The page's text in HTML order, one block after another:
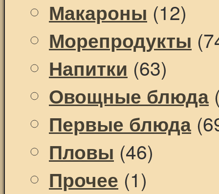
Макароны (12)
Морепродукты
Напитки (63)
Овощные блюда
Первые блюда
Пловы (46)
Прочее (1)